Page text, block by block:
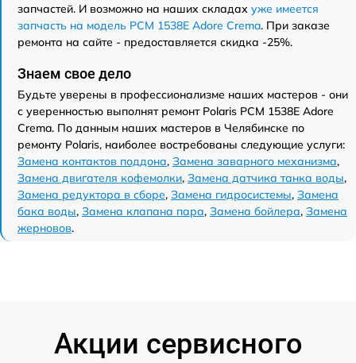
запчастей. И возможно на наших складах уже имеется
запчасть на модель PCM 1538E Adore Crema. При заказе
ремонта на сайте - предоставляется скидка -25%.
Знаем свое дело
Будьте уверены в профессионализме наших мастеров - они
с уверенностью выполнят ремонт Polaris PCM 1538E Adore
Crema. По данным наших мастеров в Челябинске по
ремонту Polaris, наиболее востребованы следующие услуги:
Замена контактов поддона, Замена заварного механизма,
Замена двигателя кофемолки, Замена датчика танка воды,
Замена редуктора в сборе, Замена гидросистемы, Замена
бака воды, Замена клапана пара, Замена бойлера, Замена
жерновов.
Акции сервисного